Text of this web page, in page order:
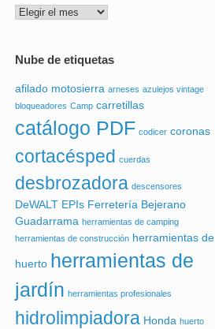
Archivos
Nube de etiquetas
afilado motosierra arneses azulejos vintage
bloqueadores Camp carretillas
catálogo PDF codicer coronas
cortacésped cuerdas
desbrozadora descensores
DeWALT EPIs Ferretería Bejerano
Guadarrama herramientas de camping
herramientas de construcción herramientas de
huerto herramientas de
jardín herramientas profesionales
hidrolimpiadora Honda huerto